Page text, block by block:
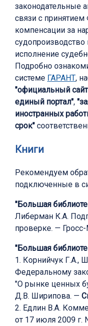
законодательные
связи с
компенсации за
исполнение
Подробно
системе ГАРАНТ,
"официальный сайт
единый портал",
иностранных
срок"
Книги
Рекомендуем
подключенные в
"Большая
Либерман К.А.
проверке. —
"Большая
1. Корнийчук Г.А.,
Федеральному
"О рынке ценных
Д.В. Ширипова. —
2. Едлин В.А.
от 17 июля 2009 г.